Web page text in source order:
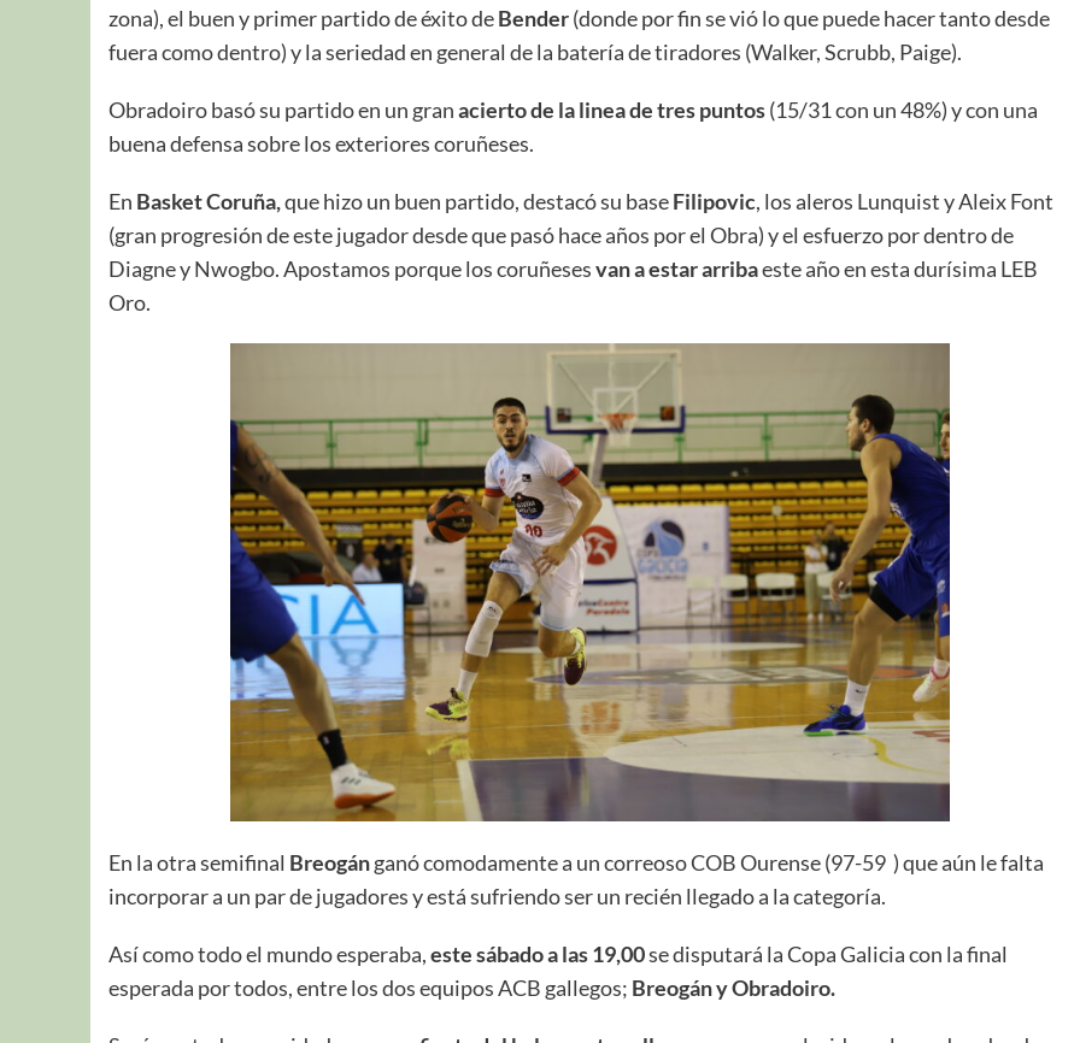
zona), el buen y primer partido de éxito deBender(donde por fin se vió lo que puede hacer tanto desde
fuera como dentro) y la seriedad en general de la batería de tiradores (Walker, Scrubb, Paige).
Obradoiro basó su partido en un granacierto de la linea de tres puntos(15/31 con un 48%) y con una
buena defensa sobre los exteriores coruñeses.
En Basket Coruña,que hizo un buen partido, destacó su baseFilipovic, los aleros Lunquist y Aleix Font
(gran progresión de este jugador desde que pasó hace años por el Obra) y el esfuerzo por dentro de
Diagne y Nwogbo. Apostamos porque los coruñesesvan a estar arribaeste año en esta durísima LEB
Oro.
En la otra semifinal Breogánganó comodamente a un correoso COB Ourense (97-59 ) que aún le falta
incorporar a un par de jugadores y está sufriendo ser un recién llegado a la categoría.
Así como todo el mundo esperaba,este sábado a las 19,00se disputará la Copa Galicia con la final
esperada por todos, entre los dos equipos ACB gallegos; Breogán y Obradoiro.